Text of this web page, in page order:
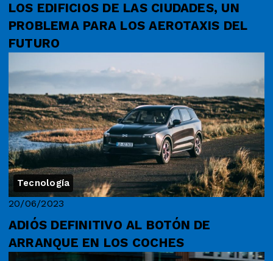
LOS EDIFICIOS DE LAS CIUDADES, UN
PROBLEMA PARA LOS AEROTAXIS DEL
FUTURO
Tecnología
20/06/2023
ADIÓS DEFINITIVO AL BOTÓN DE
ARRANQUE EN LOS COCHES